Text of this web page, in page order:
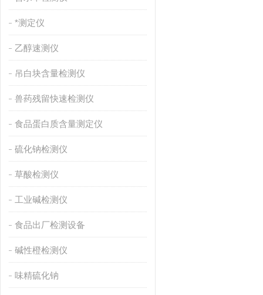
*测定仪
乙醇速测仪
吊白块含量检测仪
兽药残留快速检测仪
食品蛋白质含量测定仪
硫化钠检测仪
草酸检测仪
工业碱检测仪
食品出厂检测设备
碱性橙检测仪
味精硫化钠